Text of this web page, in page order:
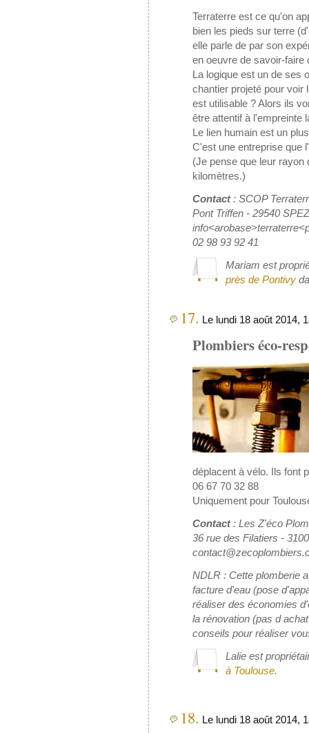
Terraterre est ce qu'on
bien les pieds sur terre
elle parle de par son
en oeuvre de savoir-faire
La logique est un de ses
chantier projeté pour voir
est utilisable ? Alors ils
être attentif à l'empreinte
Le lien humain est un
C'est une entreprise que
(Je pense que leur rayon
kilomètres.)
Contact: SCOP
Pont Triffen - 29540
02 98 93 92 41
Mariam est
près de Pontivy
17. Le lundi 18 août 2014,
Plombiers éco-
déplacent à vélo. Ils font
06 67 70 32 88
Uniquement pour
Contact: Les Z'éco
36 rue des Filatiers -
NDLR : Cette plomberie
facture d'eau (pose
réaliser des économies
la rénovation (pas d
conseils pour réaliser
Lalie est
à Toulouse.
18. Le lundi 18 août 2014,